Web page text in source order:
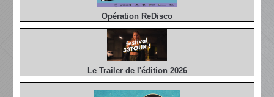
Opération ReDisco
Le Trailer de l'édition 2026